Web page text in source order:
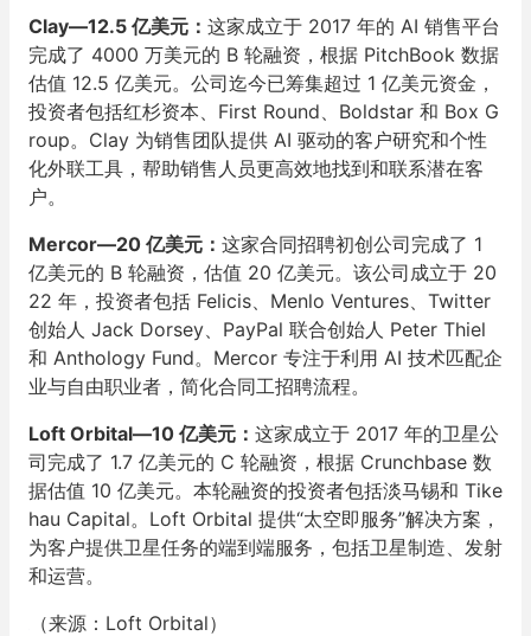
Clay—12.5 亿美元： 这家成立于 2017 年的 AI 销售平台
完成了 4000 万美元的 B 轮融资，根据 PitchBook 数据
估值 12.5 亿美元。公司迄今已筹集超过 1 亿美元资金，
投资者包括红杉资本、First Round、Boldstar 和 Box G
roup。Clay 为销售团队提供 AI 驱动的客户研究和个性
化外联工具，帮助销售人员更高效地找到和联系潜在客
户。
Mercor—20 亿美元： 这家合同招聘初创公司完成了 1
亿美元的 B 轮融资，估值 20 亿美元。该公司成立于 20
22 年，投资者包括 Felicis、Menlo Ventures、Twitter
创始人 Jack Dorsey、PayPal 联合创始人 Peter Thiel
和 Anthology Fund。Mercor 专注于利用 AI 技术匹配企
业与自由职业者，简化合同工招聘流程。
Loft Orbital—10 亿美元： 这家成立于 2017 年的卫星公
司完成了 1.7 亿美元的 C 轮融资，根据 Crunchbase 数
据估值 10 亿美元。本轮融资的投资者包括淡马锡和 Tike
hau Capital。Loft Orbital 提供“太空即服务”解决方案，
为客户提供卫星任务的端到端服务，包括卫星制造、发射
和运营。
（来源：Loft Orbital）